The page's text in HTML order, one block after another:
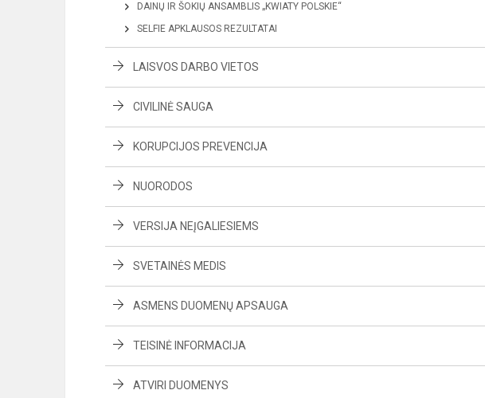
DAINŲ IR ŠOKIŲ ANSAMBLIS „KWIATY POLSKIE“
SELFIE APKLAUSOS REZULTATAI
LAISVOS DARBO VIETOS
CIVILINĖ SAUGA
KORUPCIJOS PREVENCIJA
NUORODOS
VERSIJA NEĮGALIESIEMS
SVETAINĖS MEDIS
ASMENS DUOMENŲ APSAUGA
TEISINĖ INFORMACIJA
ATVIRI DUOMENYS